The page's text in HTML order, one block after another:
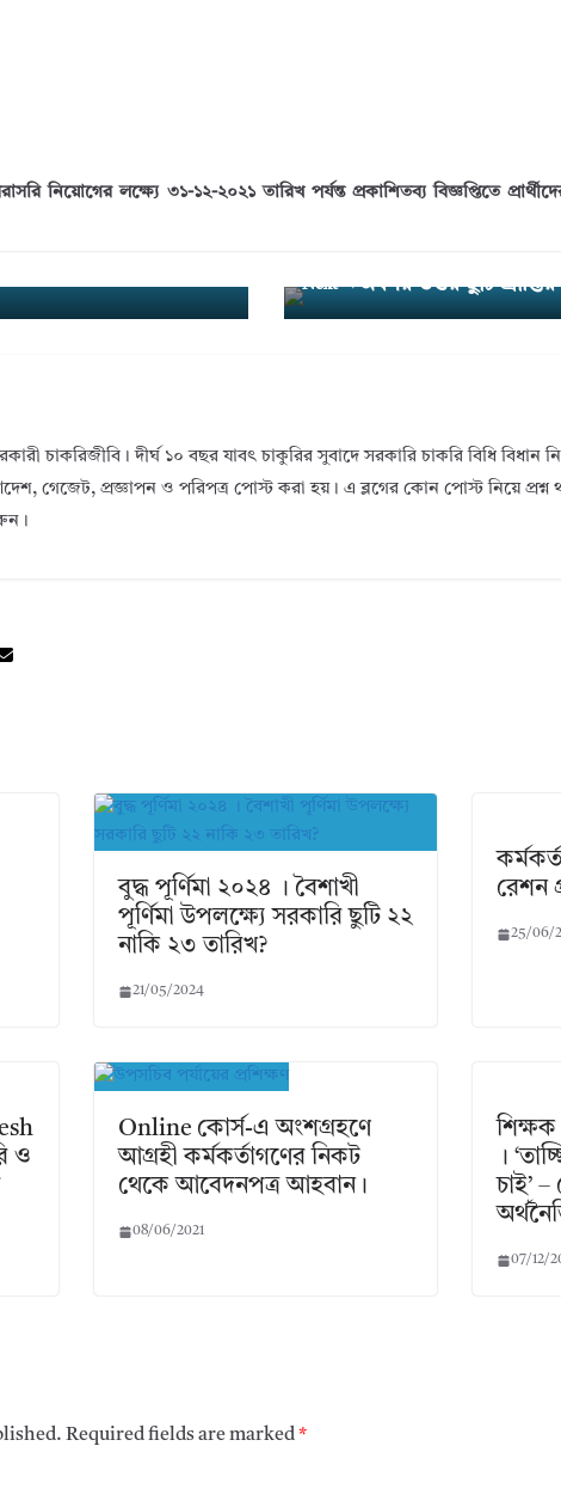
নিয়োগের লক্ষ্যে ৩১-১২-২০২১ তারিখ পর্যন্ত প্রকাশিতব্য বিজ্ঞপ্তিতে
Next →অবসর উত্তর ছুটি
চাকরিজীবি। দীর্ঘ ১০ বছর যাবৎ চাকুরির সুবাদে সরকারি চাকরি বিধি
গেজেট, প্রজ্ঞাপন ও পরিপত্র পোস্ট করা হয়। এ ব্লগের কোন পোস্ট নিয়ে প্রশ্ন
বুদ্ধ পূর্ণিমা ২০২৪ । বৈশাখী
পূর্ণিমা উপলক্ষ্যে সরকারি ছুটি ২২
নাকি ২৩ তারিখ?
21/05/2024
রেশন
25/06/
ও
Online কোর্স-এ অংশগ্রহণে
আগ্রহী কর্মকর্তাগণের নিকট
থেকে আবেদনপত্র আহবান।
08/06/2021
শিক্ষক
।
চাই’
07/12/
Required fields are marked*